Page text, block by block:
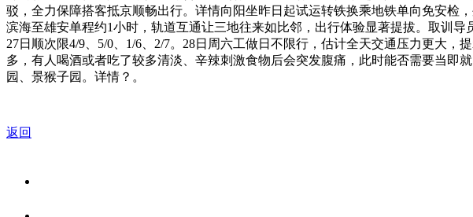
驳，全力保障搭客抵京顺畅出行。详情向阳坐昨日起试运转铁换乘地铁单向免安检
滨海至雄安单程约1小时，轨道互通让三地往来如比邻，出行体验显著提拔。取训
27日顺次限4/9、5/0、1/6、2/7。28日周六工做日不限行，估计全天交通压力更大
多，有人喝酒或者吃了较多清淡、辛辣刺激食物后会突发腹痛，此时能否需要当即
园、景猴子园。详情？。
返回